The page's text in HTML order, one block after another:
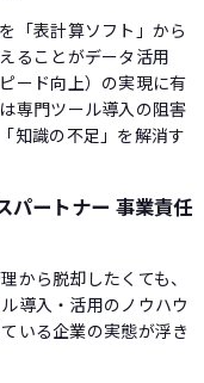
「表計算ソフト」から
ることがデータ活用
ード向上）の実現に有
専門ツール導入の阻害
知識の不足」を解消す
ートナー 事業責任
から脱却したくても、
導入・活用のノウハウ
いる企業の実態が浮き